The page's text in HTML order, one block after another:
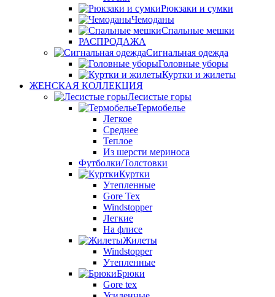
Рюкзаки и сумки
Чемоданы
Спальные мешки
РАСПРОДАЖА
Сигнальная одежда
Головные уборы
Куртки и жилеты
ЖЕНСКАЯ КОЛЛЕКЦИЯ
Лесистые горы
Термобелье
Легкое
Среднее
Теплое
Из шерсти мериноса
Футболки/Толстовки
Куртки
Утепленные
Gore Tex
Windstopper
Легкие
На флисе
Жилеты
Windstopper
Утепленные
Брюки
Gore tex